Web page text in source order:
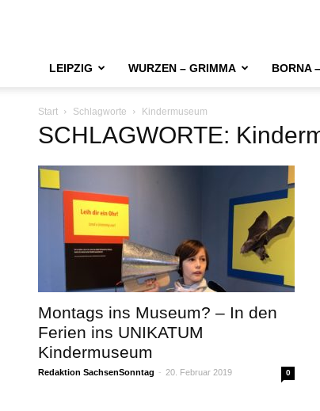
LEIPZIG WURZEN – GRIMMA BORNA
Start Schlagworte Kindermuseum
SCHLAGWORTE:
Montags ins Museum? – In den
Ferien ins UNIKATUM
Kindermuseum
Redaktion SachsenSonntag - 20. Februar 2019 0